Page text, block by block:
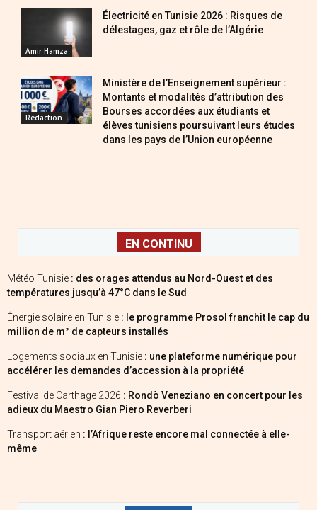
Amir Hamza
Électricité en Tunisie 2026 : Risques de
délestages, gaz et rôle de l’Algérie
Redaction
Ministère de l’Enseignement supérieur :
Montants et modalités d’attribution des
Bourses accordées aux étudiants et
élèves tunisiens poursuivant leurs études
dans les pays de l’Union européenne
EN CONTINU
Météo Tunisie : des orages attendus au Nord-Ouest et des
températures jusqu’à 47°C dans le Sud
Énergie solaire en Tunisie : le programme Prosol franchit le cap du
million de m² de capteurs installés
Logements sociaux en Tunisie : une plateforme numérique pour
accélérer les demandes d’accession à la propriété
Festival de Carthage 2026 : Rondò Veneziano en concert pour les
adieux du Maestro Gian Piero Reverberi
Transport aérien : l’Afrique reste encore mal connectée à elle-
même